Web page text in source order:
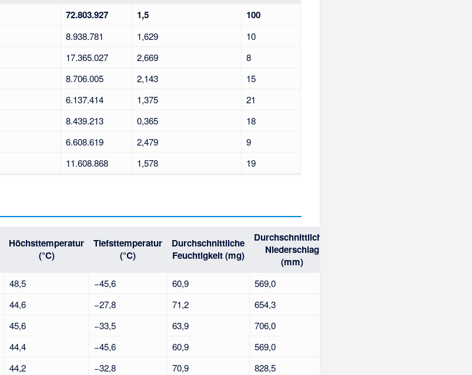
72.803.927 1,5 100
8.938.781 1,629
10
17.365.027 2,669
8
8.706.005 2,143
15
6.137.414 1,375
21
8.439.213 0,365
18
6.608.619 2,479
9
11.608.868 1,578 19
Höchsttemperatur
(°C)
Tiefsttemperatur
(°C)
Durchschnittliche
Feuchtigkeit (mg)
Durchschnittlicher
Niederschlag
(mm)
48,5 −45,6 60,9
569,0
44,6 −27,8 71,2
654,3
45,6 −33,5 63,9
706,0
44,4 −45,6 60,9
569,0
44,2 −32,8 70,9
828,5